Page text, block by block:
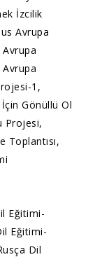
İzcilik
Avrupa
1,
Gönüllü Ol
Projesi,
Toplantısı,
Eğitimi-
Eğitimi-
Dil